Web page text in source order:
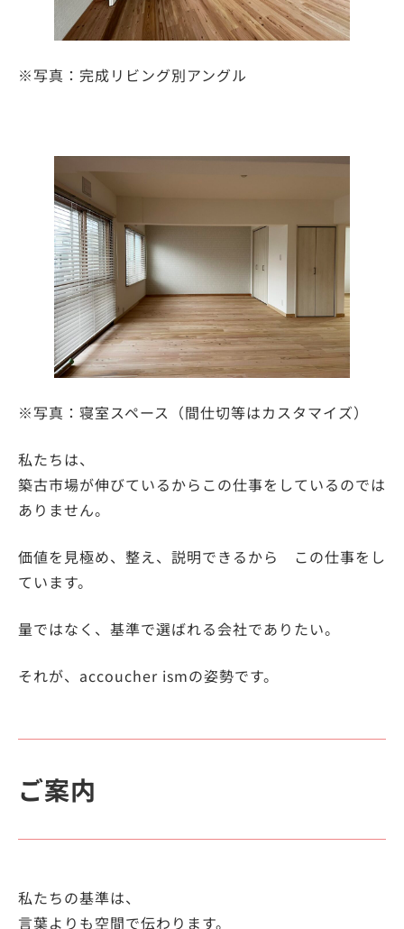
※写真：完成リビング別アングル
※写真：寝室スペース（間仕切等はカスタマイズ）
私たちは、
築古市場が伸びているからこの仕事をしているのでは
ありません。
価値を見極め、整え、説明できるから この仕事をし
ています。
量ではなく、基準で選ばれる会社でありたい。
それが、accoucher ismの姿勢です。
ご案内
私たちの基準は、
言葉よりも空間で伝わります。